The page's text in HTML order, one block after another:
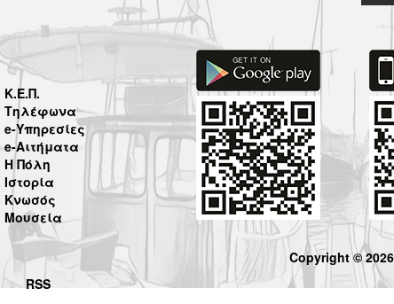
Κ.Ε.Π.
Τηλέφωνα
e-Υπηρεσίες
e-Αιτήματα
Η Πόλη
Ιστορία
Κνωσός
Μουσεία
RSS
Copyright © 2026